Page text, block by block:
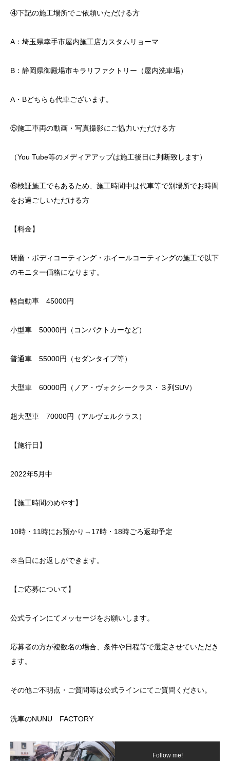
④下記の施工場所でご依頼いただける方
A：埼玉県幸手市屋内施工店カスタムリョーマ
B：静岡県御殿場市キラリファクトリー（屋内洗車場）
A・Bどちらも代車ございます。
⑤施工車両の動画・写真撮影にご協力いただける方
（You Tube等のメディアアップは施工後日に判断致します）
⑥検証施工でもあるため、施工時間中は代車等で別場所でお時間
をお過ごしいただける方
【料金】
研磨・ボディコーティング・ホイールコーティングの施工で以下
のモニター価格になります。
軽自動車 45000円
小型車 50000円（コンパクトカーなど）
普通車 55000円（セダンタイプ等）
大型車 60000円（ノア・ヴォクシークラス・３列SUV）
超大型車 70000円（アルヴェルクラス）
【施行日】
2022年5月中
【施工時間のめやす】
10時・11時にお預かり→17時・18時ごろ返却予定
※当日にお返しができます。
【ご応募について】
公式ラインにてメッセージをお願いします。
応募者の方が複数名の場合、条件や日程等で選定させていただき
ます。
その他ご不明点・ご質問等は公式ラインにてご質問ください。
洗車のNUNU FACTORY
Follow me!